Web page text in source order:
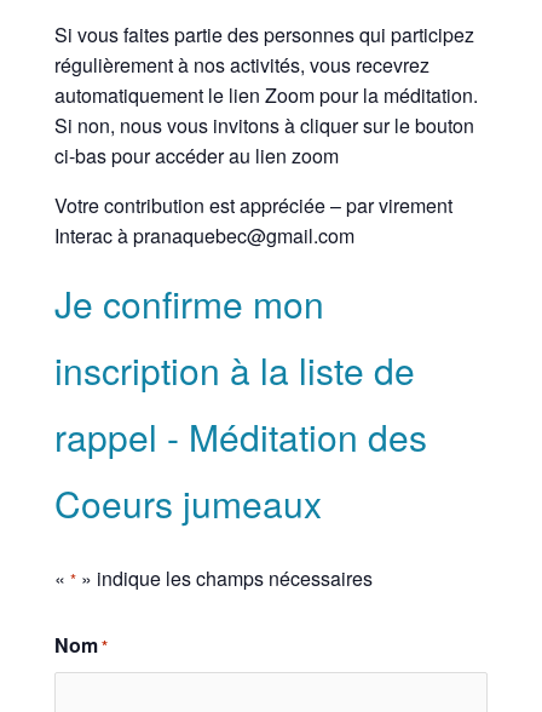
Si vous faites partie des personnes qui participez
régulièrement à nos activités, vous recevrez
automatiquement le lien Zoom pour la méditation.
Si non, nous vous invitons à cliquer sur le bouton
ci-bas pour accéder au lien zoom
Votre contribution est appréciée – par virement
Interac à pranaquebec@gmail.com
Je confirme mon
inscription à la liste de
rappel - Méditation des
Coeurs jumeaux
« *» indique les champs nécessaires
Nom*